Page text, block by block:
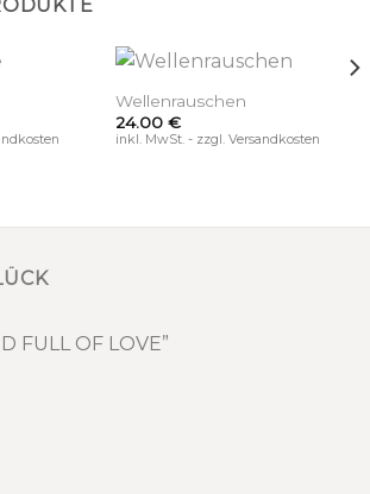
Wellenrauschen
24.00 €
inkl. MwSt. - zzgl. Versandkosten
FULL OF LOVE”